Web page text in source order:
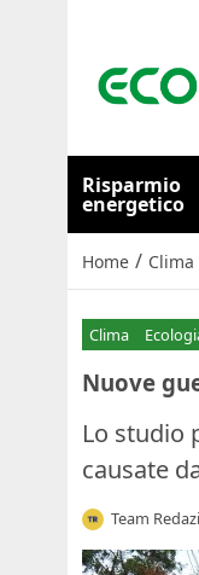
Risparmio
energetico
Home / Clima
Clima
Nuove
Lo studio
causate
Team